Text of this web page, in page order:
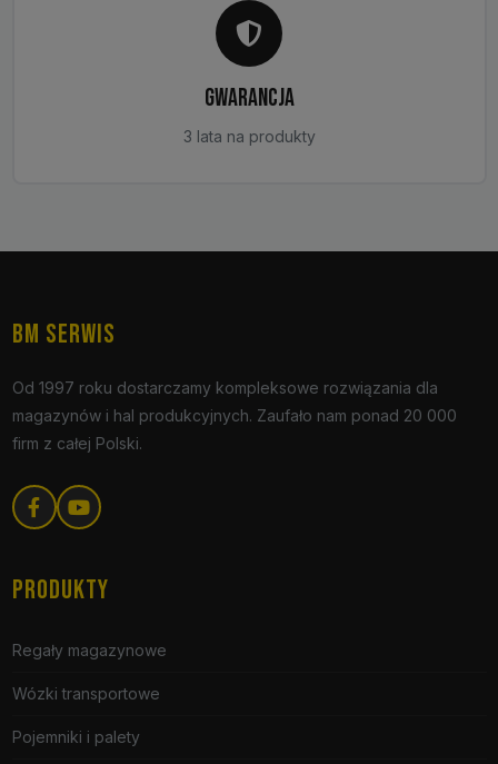
GWARANCJA
3 lata na produkty
BM SERWIS
Od 1997 roku dostarczamy kompleksowe rozwiązania dla
magazynów i hal produkcyjnych. Zaufało nam ponad 20 000
firm z całej Polski.
PRODUKTY
Regały magazynowe
Wózki transportowe
Pojemniki i palety